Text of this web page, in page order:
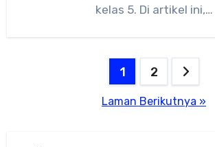
kelas 5. Di artikel ini,…
1 2
Laman Berikutnya »